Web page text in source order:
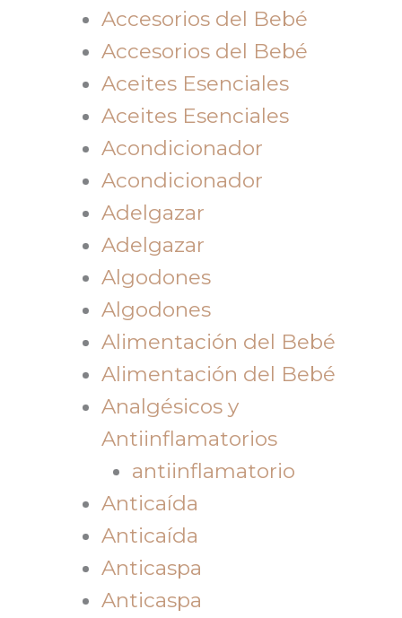
Accesorios del Bebé
Accesorios del Bebé
Aceites Esenciales
Aceites Esenciales
Acondicionador
Acondicionador
Adelgazar
Adelgazar
Algodones
Algodones
Alimentación del Bebé
Alimentación del Bebé
Analgésicos y
Antiinflamatorios
antiinflamatorio
Anticaída
Anticaída
Anticaspa
Anticaspa